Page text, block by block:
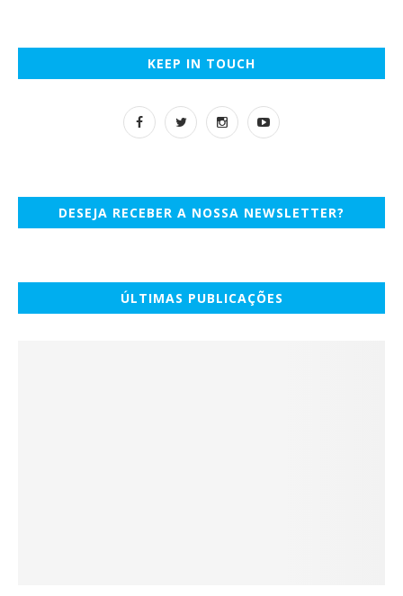
KEEP IN TOUCH
DESEJA RECEBER A NOSSA NEWSLETTER?
ÚLTIMAS PUBLICAÇÕES